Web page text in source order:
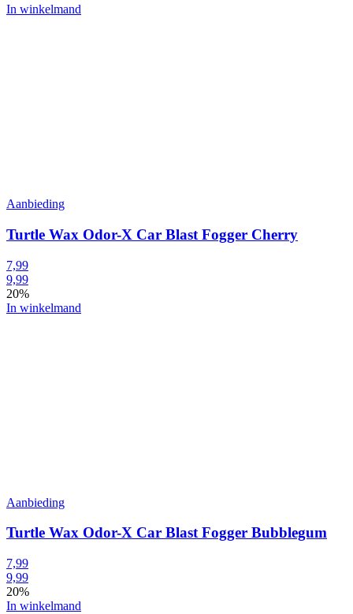
In winkelmand
Aanbieding
Turtle Wax Odor-X Car Blast Fogger Cherry
7,99
9,99
20%
In winkelmand
Aanbieding
Turtle Wax Odor-X Car Blast Fogger Bubblegum
7,99
9,99
20%
In winkelmand